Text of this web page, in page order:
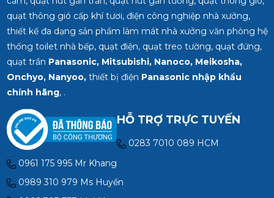
quạt thông gió cấp khí tươi, điện công nghiệp nhà xưởng,
thiết kế đa dạng sản phẩm làm mát nhà xưởng văn phòng hệ
thống toilet nhà bếp, quạt điện, quạt treo tường, quạt đứng,
quạt trần Panasonic, Mitsubishi, Nanoco, Meikosha,
Onchyo, Nanyoo,thiết bị điện Panasonic nhập khẩu
chính hãng, .
HỖ TRỢ TRỰC TUYẾN
0283 7010 089 HCM
0961 175 995 Mr Khang
0989 310 979 Ms Huyền